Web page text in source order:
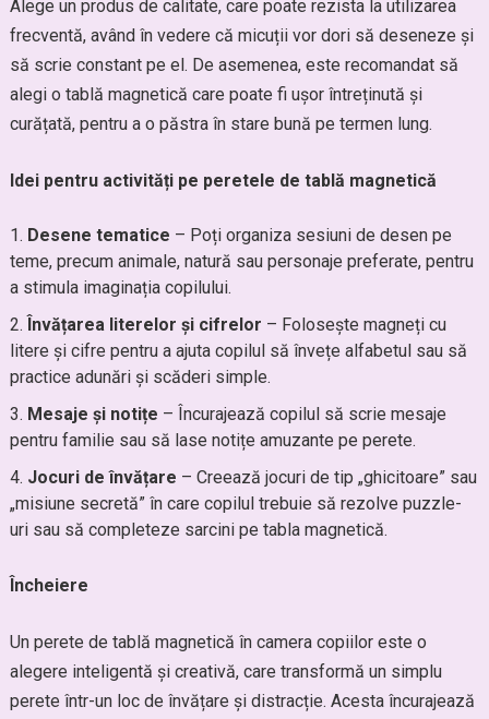
Alege un produs de calitate, care poate rezista la utilizarea
frecventă, având în vedere că micuții vor dori să deseneze și
să scrie constant pe el. De asemenea, este recomandat să
alegi o tablă magnetică care poate fi ușor întreținută și
curățată, pentru a o păstra în stare bună pe termen lung.
Idei pentru activități pe peretele de tablă magnetică
Desene tematice – Poți organiza sesiuni de desen pe
teme, precum animale, natură sau personaje preferate, pentru
a stimula imaginația copilului.
Învățarea literelor și cifrelor – Folosește magneți cu
litere și cifre pentru a ajuta copilul să învețe alfabetul sau să
practice adunări și scăderi simple.
Mesaje și notițe – Încurajează copilul să scrie mesaje
pentru familie sau să lase notițe amuzante pe perete.
Jocuri de învățare – Creează jocuri de tip „ghicitoare” sau
„misiune secretă” în care copilul trebuie să rezolve puzzle-
uri sau să completeze sarcini pe tabla magnetică.
Încheiere
Un perete de tablă magnetică în camera copiilor este o
alegere inteligentă și creativă, care transformă un simplu
perete într-un loc de învățare și distracție. Acesta încurajează